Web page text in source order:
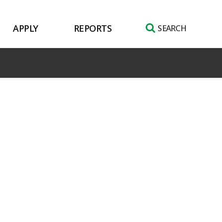
SEARCH
APPLY REPORTS